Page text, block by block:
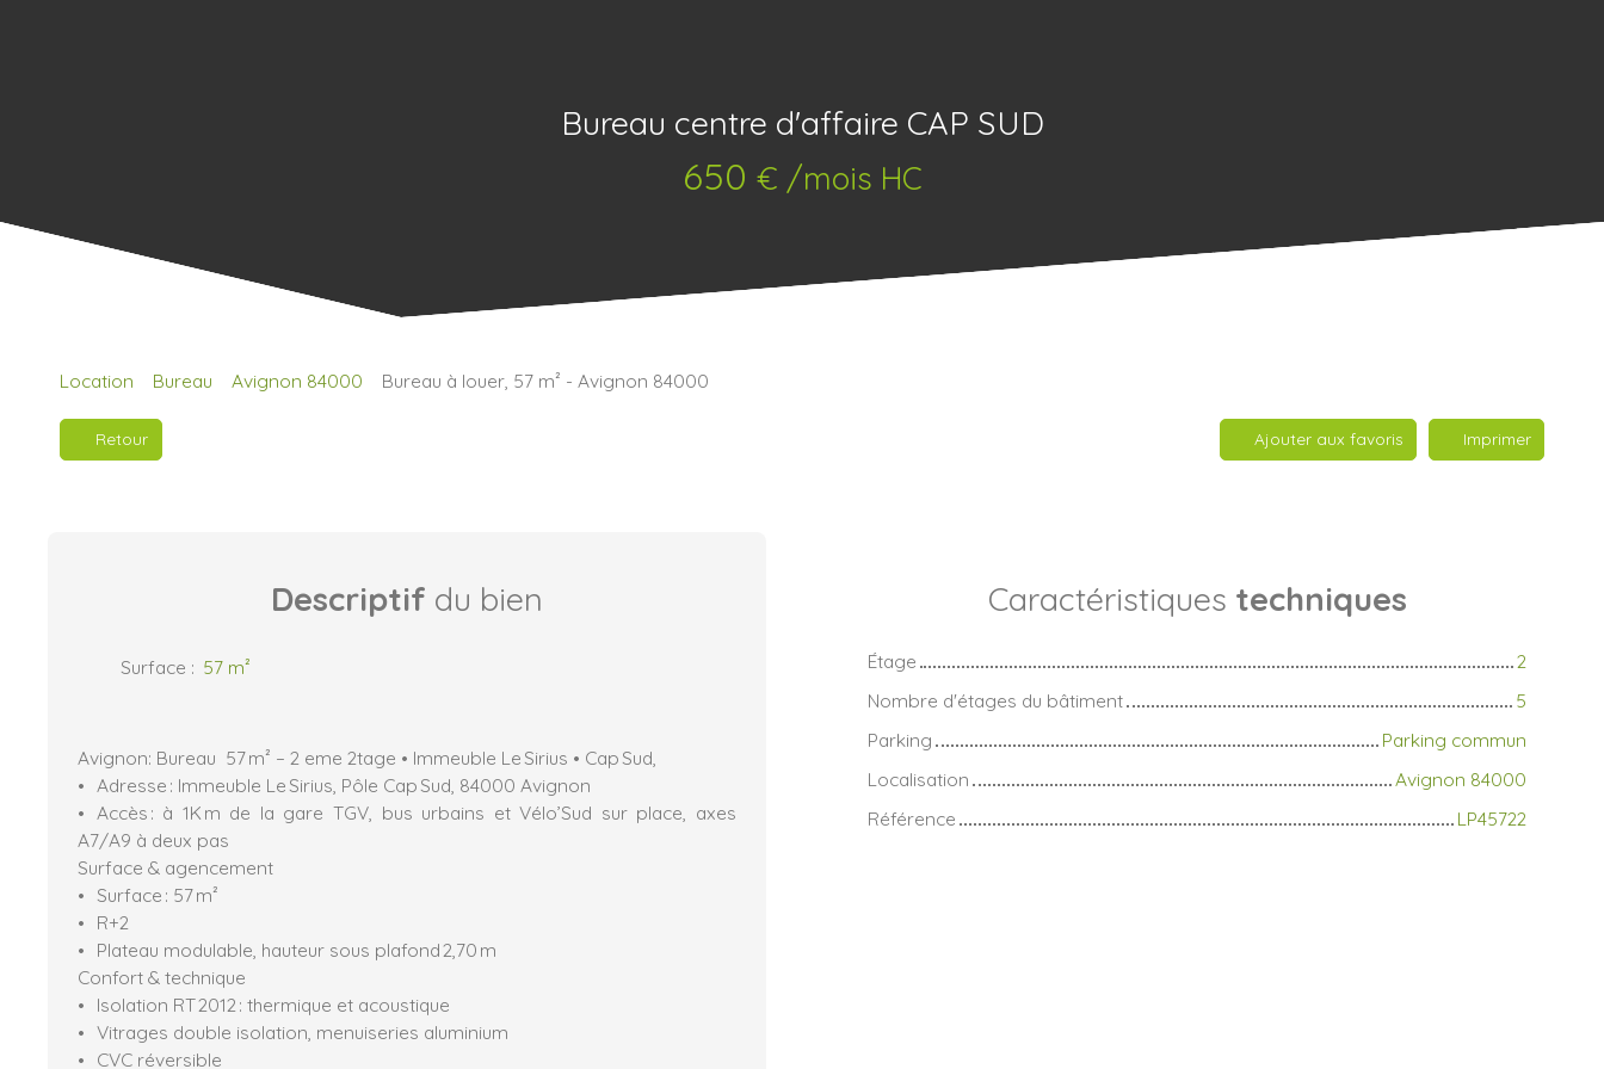
Bureau centre d'affaire CAP SUD
650 € /mois HC
Location Bureau Avignon 84000 Bureau à louer, 57 m² - Avignon 84000
Retour Ajouter aux favoris Imprimer
Descriptif du bien
Surface : 57 m²
Avignon: Bureau 57 m² – 2 eme 2tage • Immeuble Le Sirius • Cap Sud,
Adresse : Immeuble Le Sirius, Pôle Cap Sud, 84000 Avignon
Accès : à 1K m de la gare TGV, bus urbains et Vélo’Sud sur place, axes
A7/A9 à deux pas
Surface & agencement
Surface : 57 m²
R+2
Plateau modulable, hauteur sous plafond 2,70 m
Confort & technique
Isolation RT 2012 : thermique et acoustique
Vitrages double isolation, menuiseries aluminium
CVC réversible
Caractéristiques techniques
Étage
2
Nombre d'étages du bâtiment
5
Parking
Parking commun
Localisation
Avignon 84000
Référence
LP45722